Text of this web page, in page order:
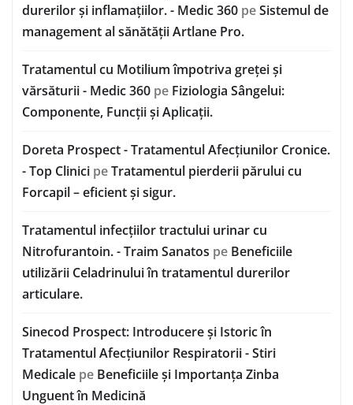
durerilor și inflamațiilor. - Medic 360 peSistemul de
management al sănătății Artlane Pro.
Tratamentul cu Motilium împotriva greței și
vărsăturii - Medic 360 pe Fiziologia Sângelui:
Componente, Funcții și Aplicații.
Doreta Prospect - Tratamentul Afecțiunilor Cronice.
- Top Clinici peTratamentul pierderii părului cu
Forcapil – eficient și sigur.
Tratamentul infecțiilor tractului urinar cu
Nitrofurantoin. - Traim Sanatos pe Beneficiile
utilizării Celadrinului în tratamentul durerilor
articulare.
Sinecod Prospect: Introducere și Istoric în
Tratamentul Afecțiunilor Respiratorii - Stiri
Medicale pe Beneficiile și Importanța Zinba
Unguent în Medicină